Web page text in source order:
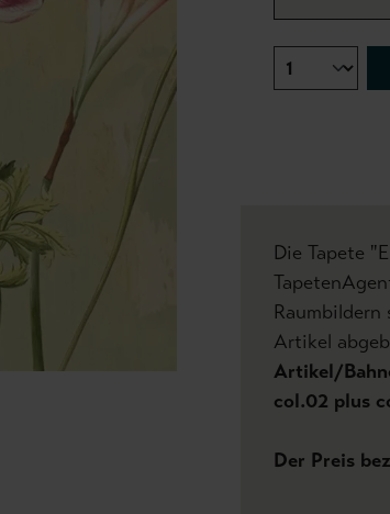
Die Tapete
Raumbildern
Artikel
Artikel/
col.02 plus
Der Preis